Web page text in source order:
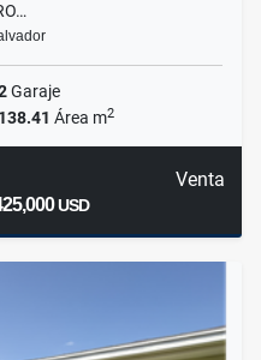
Garaje
138.41 Área m2
Venta
USD